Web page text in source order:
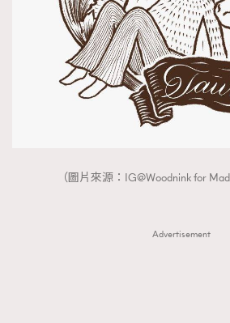
（圖片來源：IG@Woodnink for
Advertisement